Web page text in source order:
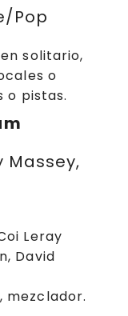
Pop
solitario,
o
o pistas.
Massey,
Leray
David
mezclador.